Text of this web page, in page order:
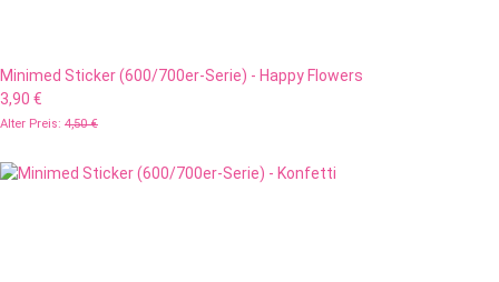
Minimed Sticker (600/700er-Serie) - Happy Flowers
3,90 €
Alter Preis: 4,50 €